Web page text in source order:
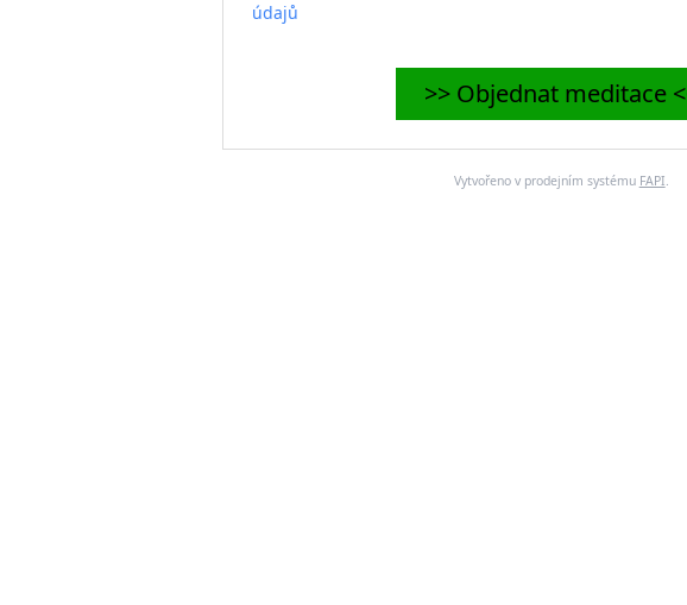
údajů
>> Objednat meditace
Vytvořeno v prodejním systému FAPI.